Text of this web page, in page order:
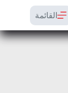
القائمة